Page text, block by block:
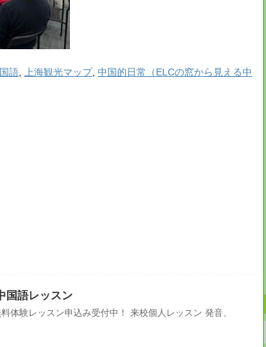
語 上海観光マップ, 中国的日常（ELCの窓から見える中
国語レッスン
体験レッスン申込み受付中！ 来校個人レッスン 発音、